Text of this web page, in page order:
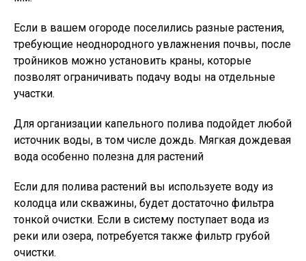
Если в вашем огороде поселились разные растения,
требующие неоднородного увлажнения почвы, после
тройников можно установить краны, которые
позволят ограничивать подачу воды на отдельные
участки.
Для организации капельного полива подойдет любой
источник воды, в том числе дождь. Мягкая дождевая
вода особенно полезна для растений
Если для полива растений вы используете воду из
колодца или скважины, будет достаточно фильтра
тонкой очистки. Если в систему поступает вода из
реки или озера, потребуется также фильтр грубой
очистки.